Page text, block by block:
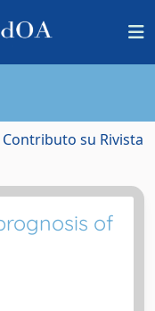
Contributo su Rivista
of